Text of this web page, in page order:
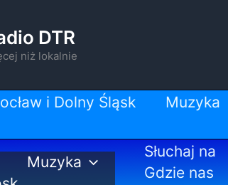
DTR
niż lokalnie
i Dolny Śląsk
Muzyka
Muzyka
Słuchaj na
Gdzie nas